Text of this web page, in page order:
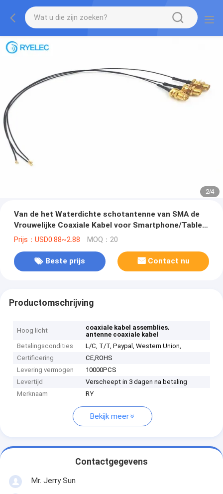
2/4
Van de het Waterdichte schotantenne van SMA de
Vrouwelijke Coaxiale Kabel voor Smartphone/Tablet
PC 0.81mm
Prijs：USD0.88~2.88 MOQ：20
Beste prijs Contact nu
Productomschrijving
Hoog licht coaxiale kabel assemblies,
antenne coaxiale kabel
Betalingscondities
L/C, T/T, Paypal, Western Union,
Certificering
CE,ROHS
Levering vermogen
10000PCS
Levertijd
Verscheept in 3 dagen na betaling
Merknaam
RY
Bekijk meer
Contactgegevens
Mr. Jerry Sun